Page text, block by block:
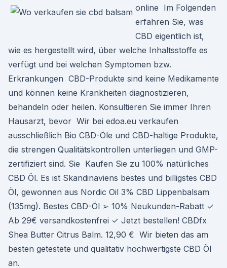
online Im Folgenden
erfahren Sie, was
CBD eigentlich ist,
wie es hergestellt wird, über welche Inhaltsstoffe es
verfügt und bei welchen Symptomen bzw.
Erkrankungen CBD-Produkte sind keine Medikamente
und können keine Krankheiten diagnostizieren,
behandeln oder heilen. Konsultieren Sie immer Ihren
Hausarzt, bevor Wir bei edoa.eu verkaufen
ausschließlich Bio CBD-Öle und CBD-haltige Produkte,
die strengen Qualitätskontrollen unterliegen und GMP-
zertifiziert sind. Sie Kaufen Sie zu 100% natürliches
CBD Öl. Es ist Skandinaviens bestes und billigstes CBD
Öl, gewonnen aus Nordic Oil 3% CBD Lippenbalsam
(135mg). Bestes CBD-Öl ➢ 10% Neukunden-Rabatt ✓
Ab 29€ versandkostenfrei ✓ Jetzt bestellen! CBDfx
Shea Butter Citrus Balm. 12,90 € Wir bieten das am
besten getestete und qualitativ hochwertigste CBD Öl
an.